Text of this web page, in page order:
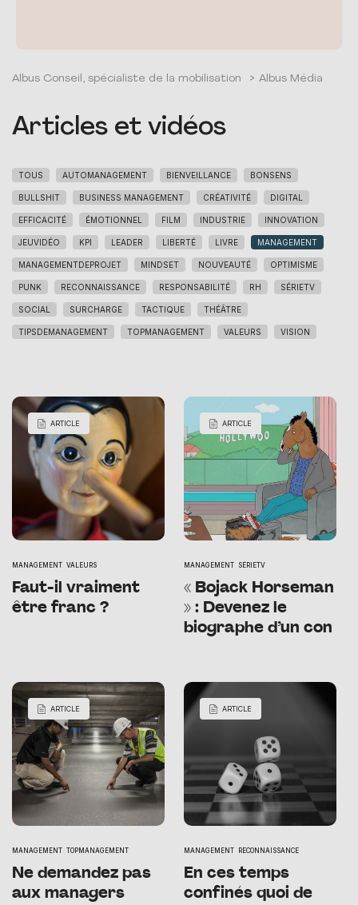
Albus Conseil, spécialiste de la mobilisation > Albus Média
Articles et vidéos
TOUS AUTOMANAGEMENT BIENVEILLANCE BONSENS
BULLSHIT BUSINESS MANAGEMENT CRÉATIVITÉ DIGITAL
EFFICACITÉ ÉMOTIONNEL FILM INDUSTRIE INNOVATION
JEUVIDÉO KPI LEADER LIBERTÉ LIVRE MANAGEMENT
MANAGEMENTDEPROJET MINDSET NOUVEAUTÉ OPTIMISME
PUNK RECONNAISSANCE RESPONSABILITÉ RH SÉRIETV
SOCIAL SURCHARGE TACTIQUE THÉÂTRE
TIPSDEMANAGEMENT TOPMANAGEMENT VALEURS VISION
ARTICLE
MANAGEMENT VALEURS
Faut-il vraiment
être franc ?
ARTICLE
MANAGEMENT SÉRIETV
« Bojack Horseman
» : Devenez le
biographe d’un con
ARTICLE
MANAGEMENT TOPMANAGEMENT
Ne demandez pas
aux managers
ARTICLE
MANAGEMENT RECONNAISSANCE
En ces temps
confinés quoi de